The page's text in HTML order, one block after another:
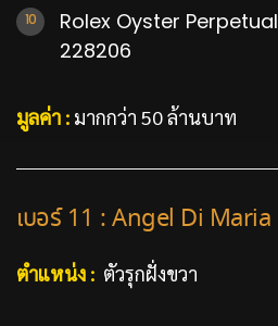
Rolex Oyster
228206
มูลค่า : มากกว่า 50 ล้านบาท
เบอร์ 11 : Angel Di Maria
ตำแหน่ง : ตัวรุกฝั่งขวา